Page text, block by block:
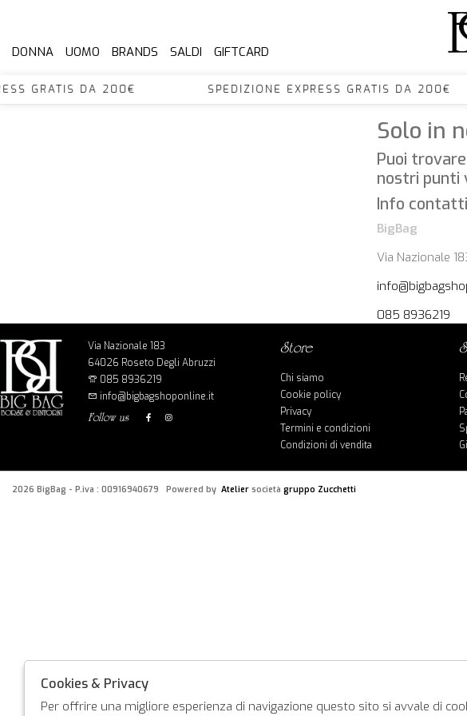
DONNA UOMO BRANDS SALDI GIFTCARD
GRATIS DA 200€ SPEDIZIONE EXPRESS GRATIS
Solo in
Puoi
nostri punti
Info contatti
BigBag
Via Nazionale
085 8936219
Via Nazionale 183
64026 Roseto Degli Abruzzi
085 8936219
info@bigbagshoponline.it
follow us
store
Chi siamo
Cookie policy
Privacy
Termini e condizioni
Condizioni di vendita
2026 BigBag - P.iva : 00916940679 Powered by Atelier società gruppo Zucchetti
Cookies & Privacy
Per offrire una migliore esperienza di navigazione questo sito si avvale di